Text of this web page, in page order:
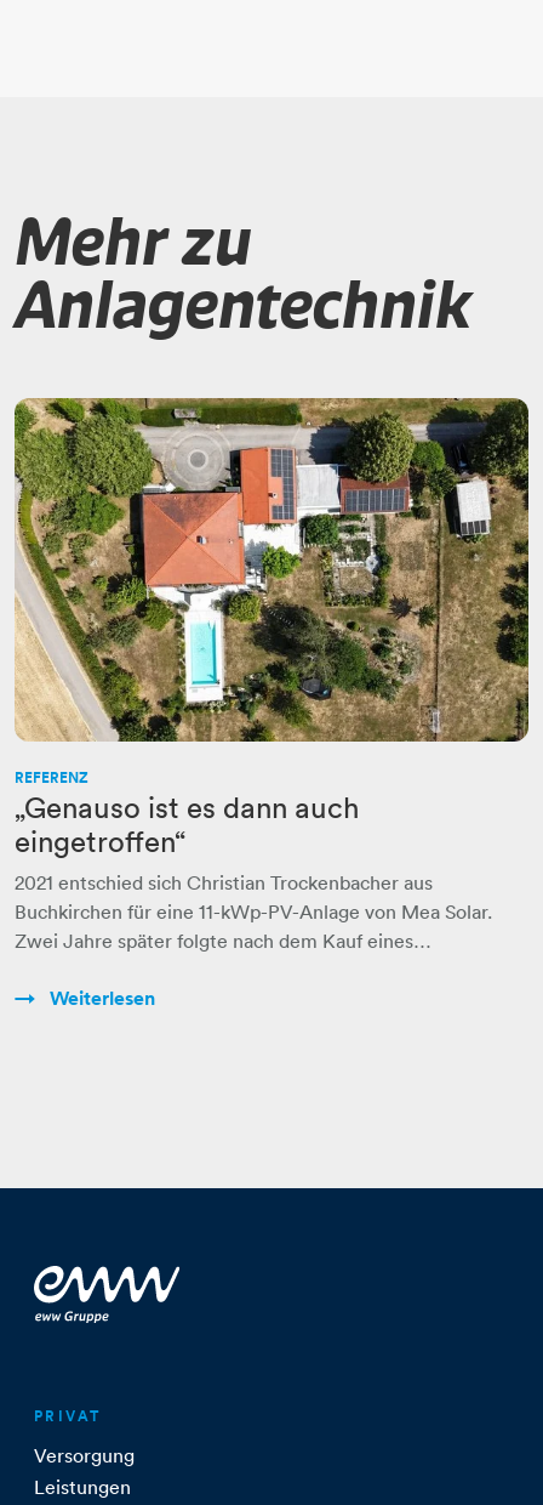
Mehr zu
Anlagentechnik
REFERENZ
„Genauso ist es dann auch
eingetroffen“
2021 entschied sich Christian Trockenbacher aus
Buchkirchen für eine 11-kWp-PV-Anlage von Mea Solar.
Zwei Jahre später folgte nach dem Kauf eines…
Weiterlesen
PRIVAT
Versorgung
Leistungen